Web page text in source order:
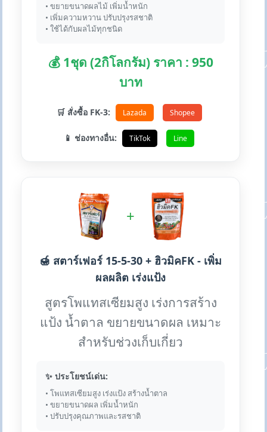
• ขยายขนาดผลไม้ เพิ่มน้ำหนัก
• เพิ่มความหวาน ปรับปรุงรสชาติ
• ใช้ได้กับผลไม้ทุกชนิด
💰 1ชุด (2กิโลกรัม) ราคา : 950
บาท
🛒 สั่งซื้อ FK-3: Lazada Shopee
📱 ช่องทางอื่น: TikTok Line
+
🍯 สตาร์เฟอร์ 15-5-30 + ฮิวมิคFK - เพิ่ม
ผลผลิต เร่งแป้ง
สูตรโพแทสเซียมสูง เร่งการสร้าง
แป้ง น้ำตาล ขยายขนาดผล เหมาะ
สำหรับช่วงเก็บเกี่ยว
✨ ประโยชน์เด่น:
• โพแทสเซียมสูง เร่งแป้ง สร้างน้ำตาล
• ขยายขนาดผล เพิ่มน้ำหนัก
• ปรับปรุงคุณภาพและรสชาติ